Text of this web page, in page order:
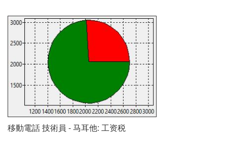
移動電話 技術員 - 马耳他: 工资税